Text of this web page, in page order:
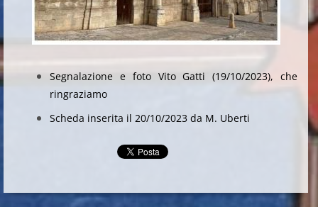
Segnalazione e foto Vito Gatti (19/10/2023), che
ringraziamo
Scheda inserita il 20/10/2023 da M. Uberti